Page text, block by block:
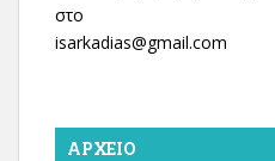
στο
isarkadias@gmail.com
ΑΡΧΕΊΟ